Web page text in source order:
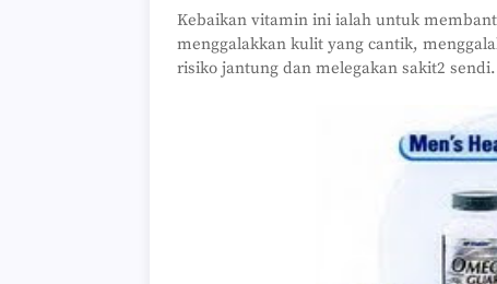
Kebaikan vitamin ini ialah untuk
menggalakkan kulit yang cantik,
risiko jantung dan melegakan sakit2 sendi.